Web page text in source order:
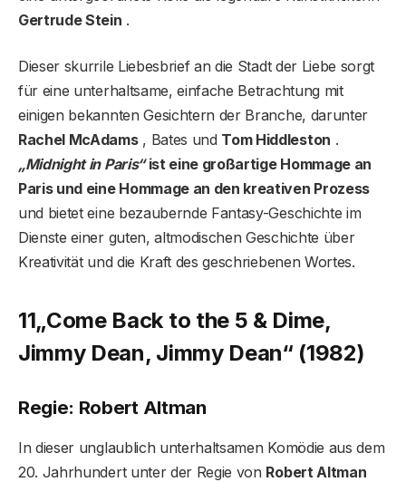
Gertrude Stein .
Dieser skurrile Liebesbrief an die Stadt der Liebe sorgt
für eine unterhaltsame, einfache Betrachtung mit
einigen bekannten Gesichtern der Branche, darunter
Rachel McAdams, Bates und Tom Hiddleston .
„Midnight in Paris“ist eine großartige Hommage an
Paris und eine Hommage an den kreativen Prozess
und bietet eine bezaubernde Fantasy-Geschichte im
Dienste einer guten, altmodischen Geschichte über
Kreativität und die Kraft des geschriebenen Wortes.
11„Come Back to the 5 & Dime,
Jimmy Dean, Jimmy Dean“ (1982)
Regie: Robert Altman
In dieser unglaublich unterhaltsamen Komödie aus dem
20. Jahrhundert unter der Regie von Robert Altman